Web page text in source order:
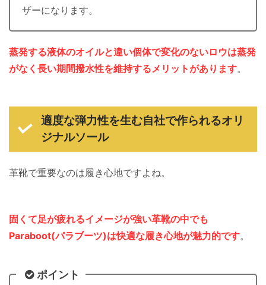
ザーになります。
蒸発する液体のオイルと違い個体で変化のないロウは蒸発
がなく長い期間撥水性を維持するメリットがあります。
適度な弾力性を生む自社で作られるオリ
ジナルソール
革靴で重要なのは履き心地ですよね。
固くて足が疲れるイメージが強い革靴の中でも
Paraboot(パラブーツ)は快適な履き心地が魅力的です。
ポイント